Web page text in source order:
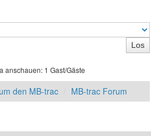
anschauen: 1 Gast/Gäste
den MB-trac MB-trac Forum